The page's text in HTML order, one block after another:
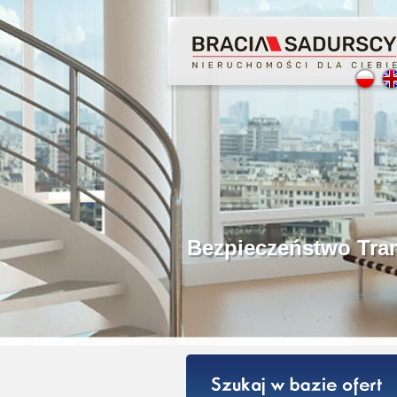
Profesjonalne
Bezpieczeństwo
Licencjonowani
Gwarancja Zwrotu